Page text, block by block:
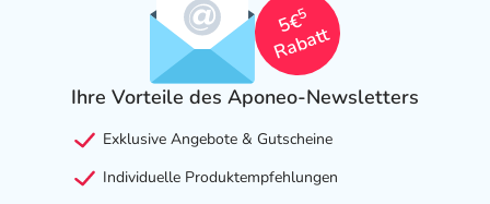
5€
5
Rabatt
Ihre Vorteile des Aponeo-Newsletters
Exklusive Angebote & Gutscheine
Individuelle Produktempfehlungen